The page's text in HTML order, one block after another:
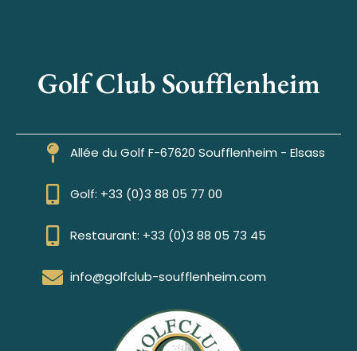
Golf Club Soufflenheim
Allée du Golf F-67620 Soufflenheim - Elsass
Golf: +33 (0)3 88 05 77 00
Restaurant: +33 (0)3 88 05 73 45
info@golfclub-soufflenheim.com